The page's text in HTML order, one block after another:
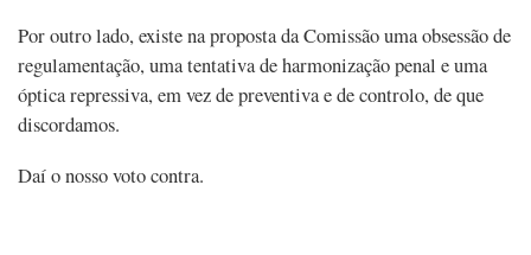
Por outro lado, existe na proposta da Comissão uma obsessão de
regulamentação, uma tentativa de harmonização penal e uma
óptica repressiva, em vez de preventiva e de controlo, de que
discordamos.
Daí o nosso voto contra.